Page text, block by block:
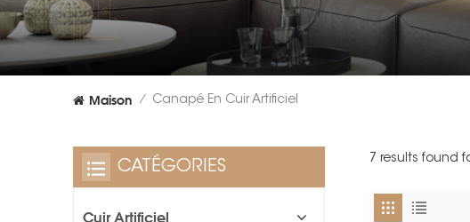
Maison / Canapé En Cuir Artificiel
7 results found
CATÉGORIES
Cuir Artificiel